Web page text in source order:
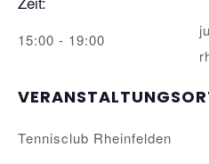
15:00 - 19:00
Tennisclub Rheinfelden